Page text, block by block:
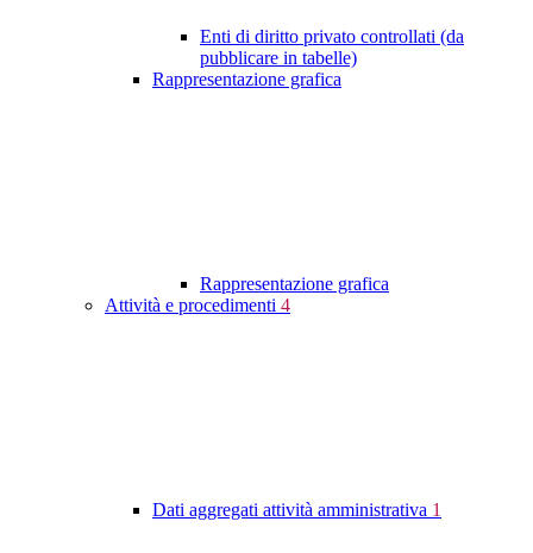
Enti di diritto privato controllati (da
pubblicare in tabelle)
Rappresentazione grafica
Rappresentazione grafica
Attività e procedimenti 4
Dati aggregati attività amministrativa 1